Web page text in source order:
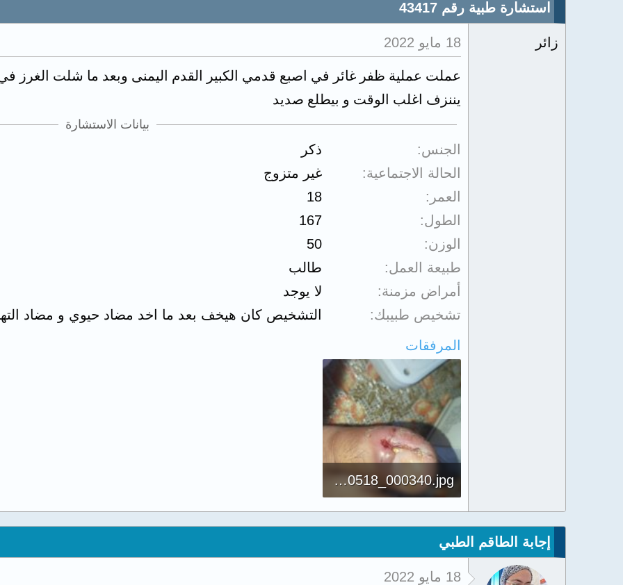
استشارة طبية رقم 43417
زائر 18 مايو 2022
عملت عملية ظفر غائر في اصبع قدمي الكبير القدم اليمنى وبعد ما شلت الغرز
يننزف اغلب الوقت و بيطلع صديد
بيانات الاستشارة
الجنس
ذكر
الحالة الاجتماعية
غير متزوج
العمر
18
الطول
167
الوزن
50
طبيعة العمل
طالب
أمراض مزمنة
لا يوجد
تشخيص طبيبك
التشخيص كان هيخف بعد ما اخد مضاد حيوي و مضاد
المرفقات
IMG_20220518_000340.jpg
134.7 KB · المشاهدات: 642
إجابة الطاقم الطبي
18 مايو 2022